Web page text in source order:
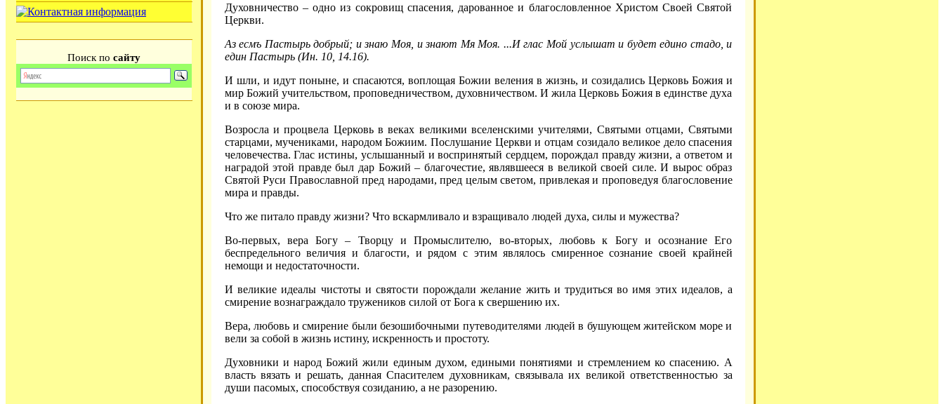
Поиск по сайту
Духовничество – одно из сокровищ спасения, дарованное и благословленное Христом Своей Святой
Церкви.
Аз есмъ Пастырь добрый; и знаю Моя, и знают Мя Моя. ...И глас Мой услышат и будет едино стадо, и
един Пастырь (Ин. 10, 14.16).
И шли, и идут поныне, и спасаются, воплощая Божии веления в жизнь, и созидались Церковь Божия и
мир Божий учительством, проповедничеством, духовничеством. И жила Церковь Божия в единстве духа
и в союзе мира.
Возросла и процвела Церковь в веках великими вселенскими учителями, Святыми отцами, Святыми
старцами, мучениками, народом Божиим. Послушание Церкви и отцам созидало великое дело спасения
человечества. Глас истины, услышанный и воспринятый сердцем, порождал правду жизни, а ответом и
наградой этой правде был дар Божий – благочестие, являвшееся в великой своей силе. И вырос образ
Святой Руси Православной пред народами, пред целым светом, привлекая и проповедуя благословение
мира и правды.
Что же питало правду жизни? Что вскармливало и взращивало людей духа, силы и мужества?
Во-первых, вера Богу – Творцу и Промыслителю, во-вторых, любовь к Богу и осознание Его
беспредельного величия и благости, и рядом с этим являлось смиренное сознание своей крайней
немощи и недостаточности.
И великие идеалы чистоты и святости порождали желание жить и трудиться во имя этих идеалов, а
смирение вознаграждало тружеников силой от Бога к свершению их.
Вера, любовь и смирение были безошибочными путеводителями людей в бушующем житейском море и
вели за собой в жизнь истину, искренность и простоту.
Духовники и народ Божий жили единым духом, едиными понятиями и стремлением ко спасению. А
власть вязать и решать, данная Спасителем духовникам, связывала их великой ответственностью за
души пасомых, способствуя созиданию, а не разорению.